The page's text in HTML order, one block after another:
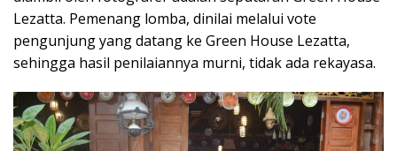
Lezatta. Pemenang lomba, dinilai melalui vote
pengunjung yang datang ke Green House Lezatta,
sehingga hasil penilaiannya murni, tidak ada rekayasa.